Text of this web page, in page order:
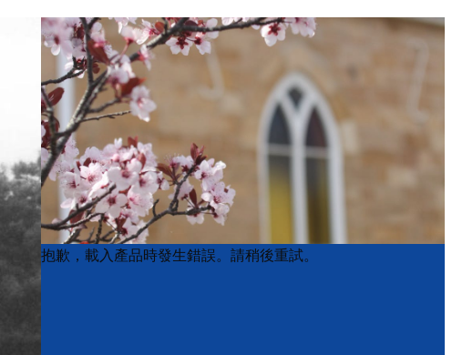
Product
Product
抱歉，載入產品時發生錯誤。請稍後重試。